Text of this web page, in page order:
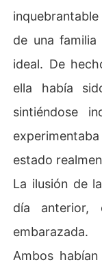
de una
ideal. De
ella había
sintiéndose
estado
La ilusión de
día anterior,
embarazada.
Ambos